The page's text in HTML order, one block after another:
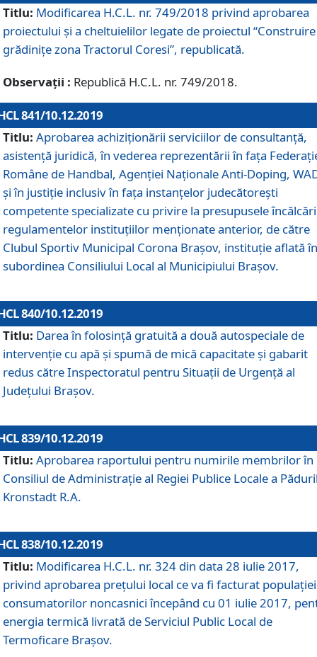
Titlu: Modificarea H.C.L. nr. 749/2018 privind aprobarea
proiectului și a cheltuielilor legate de proiectul “Construire
grădinițe zona Tractorul Coresi”, republicată.
Observații : Republică H.C.L. nr. 749/2018.
841/10.12.2019
Titlu: Aprobarea achiziționării serviciilor de consultanță,
asistență juridică, în vederea reprezentării în fața
Române de Handbal, Agenției Naționale Anti-Doping,
și în justiție inclusiv în fața instanțelor judecătorești
competente specializate cu privire la presupusele
regulamentelor instituțiilor menționate anterior, de către
Clubul Sportiv Municipal Corona Braşov, instituție aflată în
subordinea Consiliului Local al Municipiului Brașov.
840/10.12.2019
Titlu: Darea în folosință gratuită a două autospeciale de
intervenție cu apă și spumă de mică capacitate și gabarit
redus către Inspectoratul pentru Situaţii de Urgenţă al
Judeţului Brașov.
839/10.12.2019
Titlu: Aprobarea raportului pentru numirile membrilor în
Consiliul de Administraţie al Regiei Publice Locale a
Kronstadt R.A.
838/10.12.2019
Titlu: Modificarea H.C.L. nr. 324 din data 28 iulie 2017,
privind aprobarea preţului local ce va fi facturat
consumatorilor noncasnici începând cu 01 iulie 2017,
energia termică livrată de Serviciul Public Local de
Termoficare Braşov.